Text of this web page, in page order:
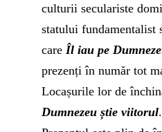
culturii seculariste
statului fundamentalist
care Îl iau pe
prezenți în număr tot
Locașurile lor de
Dumnezeu știe viitorul